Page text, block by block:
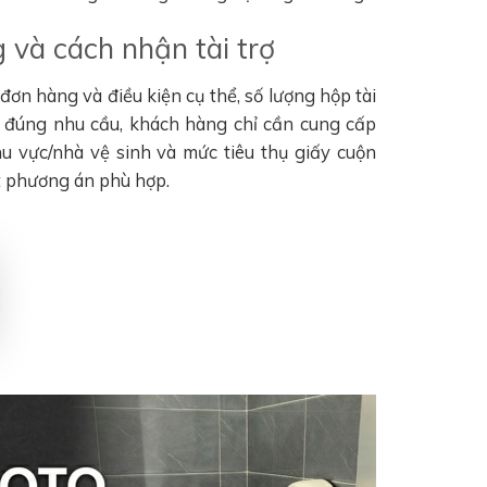
và cách nhận tài trợ
hàng và điều kiện cụ thể, số lượng hộp tài
nhu cầu, khách hàng chỉ cần cung cấp
vực/nhà vệ sinh và mức tiêu thụ giấy cuộn
án phù hợp.